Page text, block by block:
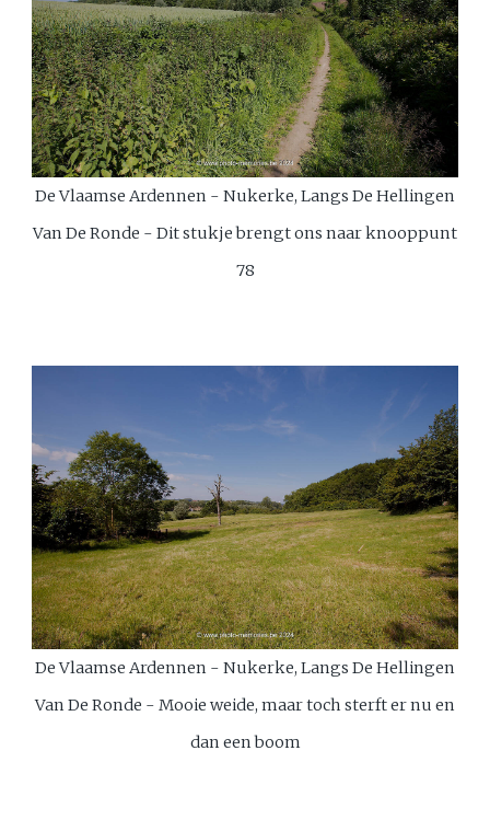
De Vlaamse Ardennen - Nukerke, Langs De Hellingen
Van De Ronde - Dit stukje brengt ons naar knooppunt
78
De Vlaamse Ardennen - Nukerke, Langs De Hellingen
Van De Ronde - Mooie weide, maar toch sterft er nu en
dan een boom